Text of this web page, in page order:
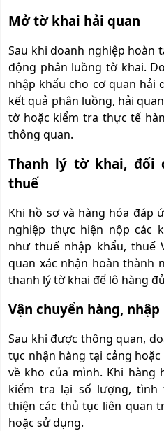
Mở tờ khai hải quan
Sau khi doanh nghiệp hoàn
động phân luồng tờ khai.
nhập khẩu cho cơ quan hải
kết quả phân luồng, hải
tờ hoặc kiểm tra thực tế
thông quan.
Thanh lý tờ khai, đối
thuế
Khi hồ sơ và hàng hóa đáp
nghiệp thực hiện nộp các
như thuế nhập khẩu, thuế
quan xác nhận hoàn thành
thanh lý tờ khai để lô hàng
Vận chuyển hàng, nhập
Sau khi được thông quan,
tục nhận hàng tại cảng
về kho của mình. Khi hàng
kiểm tra lại số lượng, tình
thiện các thủ tục liên quan
hoặc sử dụng.